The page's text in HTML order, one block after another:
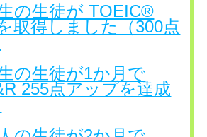
の生徒が TOEIC®
取得しました（300点
の生徒が1か月で
255点アップを達成